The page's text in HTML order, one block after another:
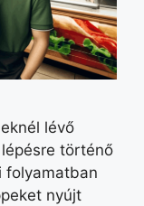
lévő
történő
folyamatban
nyújt